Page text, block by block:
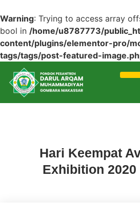
Warning: Trying to access array
bool in /home/u8787773/
content/plugins/elementor-pro/
tags/tags/post-featured-
Hari Keempat
Exhibition 2020